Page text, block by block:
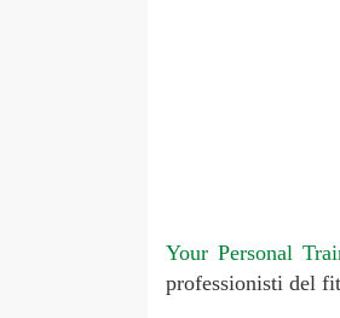
Your Personal
professionisti del